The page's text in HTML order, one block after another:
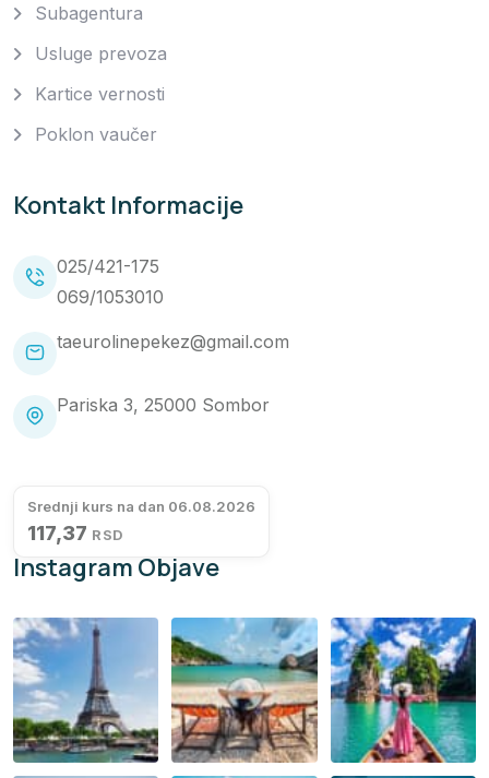
Subagentura
Usluge prevoza
Kartice vernosti
Poklon vaučer
Kontakt Informacije
025/421-175
069/1053010
taeurolinepekez@gmail.com
Pariska 3, 25000 Sombor
Srednji kurs na dan 06.08.2026
117,37 RSD
Instagram Objave